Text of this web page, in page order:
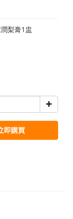
梨膏1盅
即購買